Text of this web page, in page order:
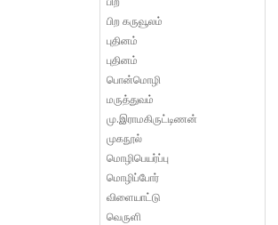
பிற கருவூலம்
புதினம்
புதினம்
பொன்மொழி
மருத்துவம்
மு.இராமகிருட்டிணன்
முகநூல்
மொழிபெயர்ப்பு
மொழிப்போர்
விளையாட்டு
வெருளி